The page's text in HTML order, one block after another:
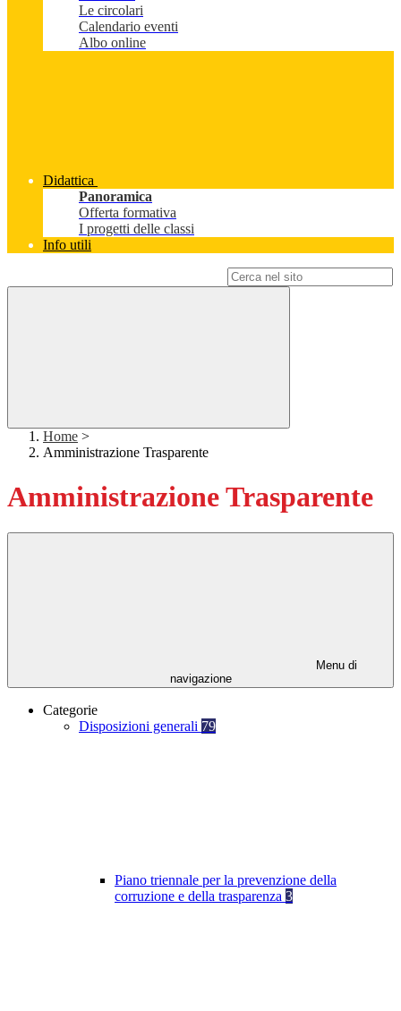
Le circolari
Calendario eventi
Albo online
Didattica
Panoramica
Offerta formativa
I progetti delle classi
Info utili
Home >
Amministrazione Trasparente
Amministrazione Trasparente
Menu di
navigazione
Categorie
Disposizioni generali 79
Piano triennale per la prevenzione della
corruzione e della trasparenza 3